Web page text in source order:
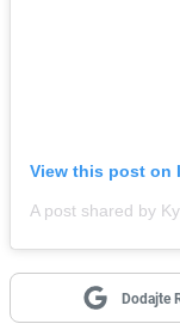
View this post on
A post shared by
Dodajte